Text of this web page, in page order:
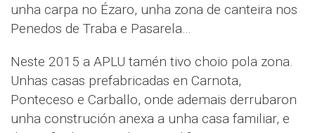
unha carpa no Ézaro, unha zona de canteira nos
Penedos de Traba e Pasarela…
Neste 2015 a APLU tamén tivo choio pola zona.
Unhas casas prefabricadas en Carnota,
Ponteceso e Carballo, onde ademais derrubaron
unha construción anexa a unha casa familiar, e